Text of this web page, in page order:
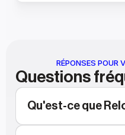
RÉPONSES POUR
Questions
Qu'est-ce que